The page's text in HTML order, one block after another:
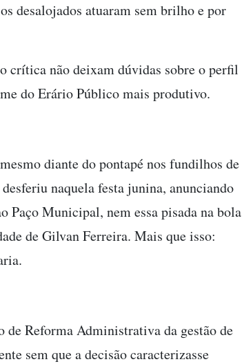
desalojados atuaram sem brilho e por
crítica não deixam dúvidas sobre o perfil
do Erário Público mais produtivo.
diante do pontapé nos fundilhos de
naquela festa junina, anunciando
Paço Municipal, nem essa pisada na bola
de Gilvan Ferreira. Mais que isso:
de Reforma Administrativa da gestão de
sem que a decisão caracterizasse